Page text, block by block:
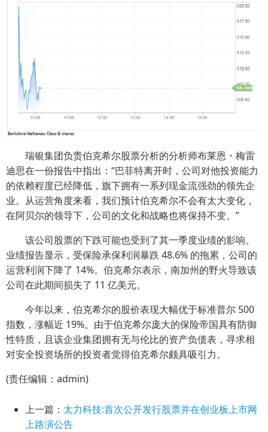
瑞银集团负责伯克希尔股票分析的分析师布莱恩・梅雷
迪思在一份报告中指出：“巴菲特离开时，公司对他投资能力
的依赖程度已经降低，旗下拥有一系列现金流强劲的领先企
业。从运营角度来看，我们预计伯克希尔不会有太大变化，
在阿贝尔的领导下，公司的文化和战略也将保持不变。”
该公司股票的下跌可能也受到了其一季度业绩的影响。
业绩报告显示，受保险承保利润暴跌 48.6% 的拖累，公司的
运营利润下降了 14%。伯克希尔表示，南加州的野火导致该
公司在此期间损失了 11 亿美元。
今年以来，伯克希尔的股价表现大幅优于标准普尔 500
指数，涨幅近 19%。由于伯克希尔庞大的保险帝国具有防御
性特质，且该企业集团拥有无与伦比的资产负债表，寻求相
对安全投资场所的投资者觉得伯克希尔颇具吸引力。
(责任编辑：admin)
上一篇： 太力科技:首次公开发行股票并在创业板上市网
上路演公告